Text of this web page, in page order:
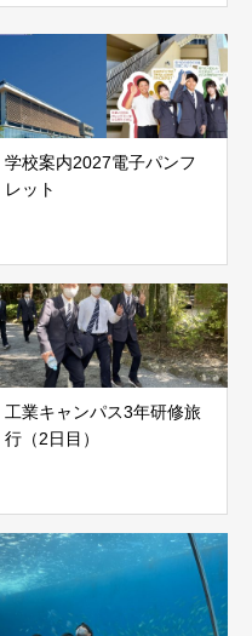
学校案内2027電子パンフ
レット
工業キャンパス3年研修旅
行（2日目）